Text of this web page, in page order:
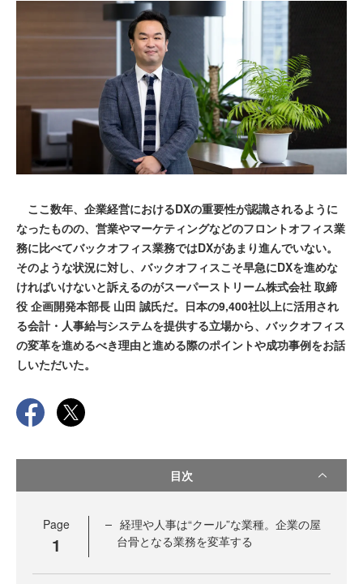
ここ数年、企業経営におけるDXの重要性が認識されるように
なったものの、営業やマーケティングなどのフロントオフィス業
務に比べてバックオフィス業務ではDXがあまり進んでいない。
そのような状況に対し、バックオフィスこそ早急にDXを進めな
ければいけないと訴えるのがスーパーストリーム株式会社 取締
役 企画開発本部長 山田 誠氏だ。日本の9,400社以上に活用され
る会計・人事給与システムを提供する立場から、バックオフィス
の変革を進めるべき理由と進める際のポイントや成功事例をお話
しいただいた。
目次
Page
1
経理や人事は“クール”な業種。企業の屋
台骨となる業務を変革する